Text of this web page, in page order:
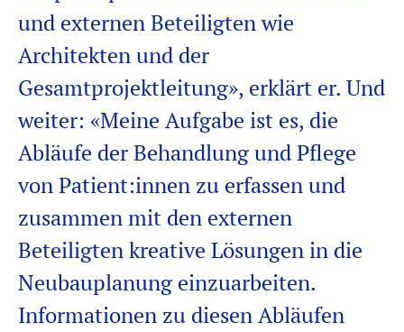
und externen Beteiligten wie
Architektenund der
Gesamtprojektleitung», erklärt er. Und
weiter: «Meine Aufgabe ist es, die
Abläufe der Behandlung und Pflege
vonPatient:innen zu erfassen und
zusammen mit den externen
Beteiligtenkreative Lösungen in die
Neubauplanung einzuarbeiten.
Informationen zu diesen Abläufen